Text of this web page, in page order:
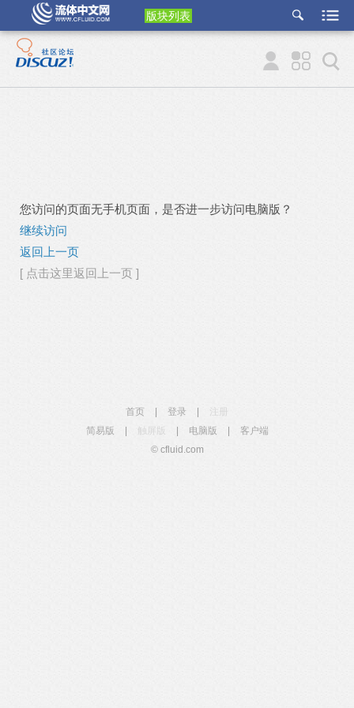
版块列表
etu
p
您访问的页面无手机页面，是否进一步访问电脑版？
继续访问
返回上一页
[ 点击这里返回上一页 ]
首页 登录
简易版
触屏版 电脑版
客户端
© cfluid.com